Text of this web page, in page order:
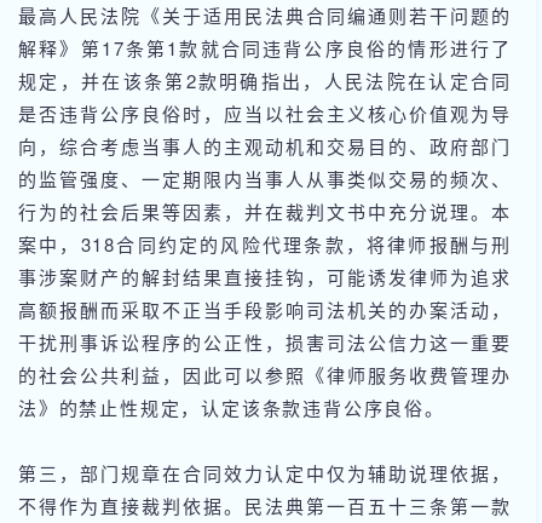
最高人民法院《关于适用民法典合同编通则若干问题的
解释》第17条第1款就合同违背公序良俗的情形进行了
规定，并在该条第2款明确指出，人民法院在认定合同
是否违背公序良俗时，应当以社会主义核心价值观为导
向，综合考虑当事人的主观动机和交易目的、政府部门
的监管强度、一定期限内当事人从事类似交易的频次、
行为的社会后果等因素，并在裁判文书中充分说理。本
案中，318合同约定的风险代理条款，将律师报酬与刑
事涉案财产的解封结果直接挂钩，可能诱发律师为追求
高额报酬而采取不正当手段影响司法机关的办案活动，
干扰刑事诉讼程序的公正性，损害司法公信力这一重要
的社会公共利益，因此可以参照《律师服务收费管理办
法》的禁止性规定，认定该条款违背公序良俗。
第三，部门规章在合同效力认定中仅为辅助说理依据，
不得作为直接裁判依据。民法典第一百五十三条第一款